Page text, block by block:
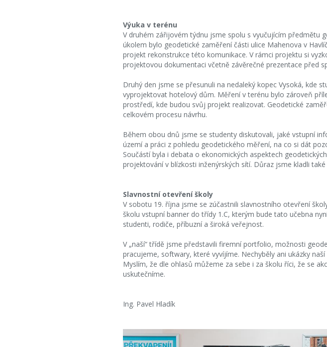
Výuka v terénu
V druhém zářijovém týdnu jsme spolu s vyučujícím předmětu
úkolem bylo geodetické zaměření části ulice Mahenova v
projekt rekonstrukce této komunikace. V rámci projektu si
projektovou dokumentaci včetně závěrečné prezentace před
Druhý den jsme se přesunuli na nedaleký kopec Vysoká, kde
vyprojektovat hotelový dům. Měření v terénu bylo zároveň
prostředí, kde budou svůj projekt realizovat. Geodetické
celkovém procesu návrhu.
Během obou dnů jsme se studenty diskutovali, jaké vstupní
území a práci z pohledu geodetického měření, na co si dát
Součástí byla i debata o ekonomických aspektech
projektování v blízkosti inženýrských sítí. Důraz jsme kladli
Slavnostní otevření školy
V sobotu 19. října jsme se zúčastnili slavnostního otevření
školu vstupní banner do třídy 1.C, kterým bude tato učebna
studenti, rodiče, příbuzní a široká veřejnost.
V „naší“ třídě jsme představili firemní portfolio, možnosti
pracujeme, softwary, které vyvíjíme. Nechyběly ani ukázky
Myslím, že dle ohlasů můžeme za sebe i za školu říci, že se
uskutečníme.
Ing. Pavel Hladík